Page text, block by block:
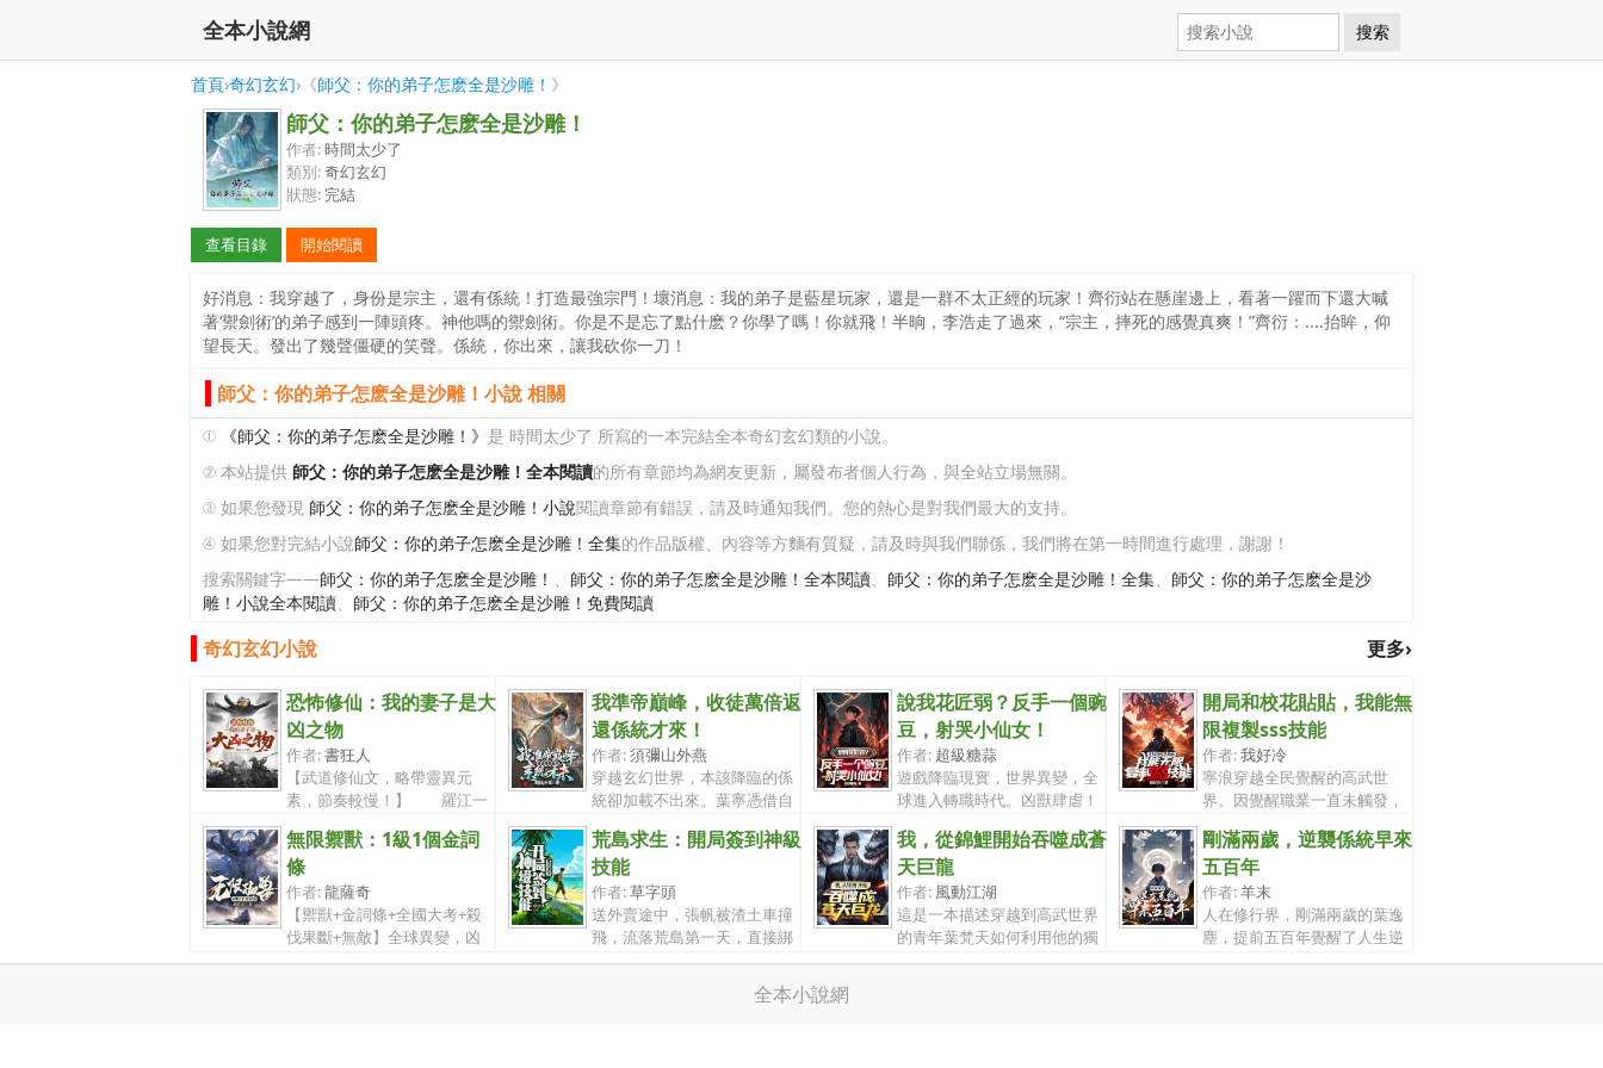
全本小說網 搜索
首頁›奇幻玄幻›《師父：你的弟子怎麽全是沙雕！ 》
師父：你的弟子怎麽全是沙雕！
作者:時間太少了
類別:奇幻玄幻
狀態: 完結
查看目錄 開始閱讀
好消息：我穿越了，身份是宗主，還有係統！打造最強宗門！壞消息：我的弟子是藍星玩家，還是一群不太正經的玩家！齊衍站在懸崖邊上，看著一躍而下還大喊
著‘禦劍術’的弟子感到一陣頭疼。神他嗎的禦劍術。你是不是忘了點什麽？你學了嗎！你就飛！半晌，李浩走了過來，“宗主，摔死的感覺真爽！”齊衍：....抬眸，仰
望長天。發出了幾聲僵硬的笑聲。係統，你出來，讓我砍你一刀！
師父：你的弟子怎麽全是沙雕！小說 相關
① 《師父：你的弟子怎麽全是沙雕！》 是 時間太少了 所寫的一本完結全本奇幻玄幻類的小說。
② 本站提供 師父：你的弟子怎麽全是沙雕！全本閱讀的所有章節均為網友更新，屬發布者個人行為，與全站立場無關。
③ 如果您發現 師父：你的弟子怎麽全是沙雕！小說閱讀章節有錯誤，請及時通知我們。您的熱心是對我們最大的支持。
④ 如果您對完結小說師父：你的弟子怎麽全是沙雕！全集的作品版權、內容等方麵有質疑，請及時與我們聯係，我們將在第一時間進行處理，謝謝！
搜索關鍵字——師父：你的弟子怎麽全是沙雕！ 、 師父：你的弟子怎麽全是沙雕！全本閱讀、 師父：你的弟子怎麽全是沙雕！全集、 師父：你的弟子怎麽全是沙
雕！小說全本閱讀、 師父：你的弟子怎麽全是沙雕！免費閱讀
更多›
奇幻玄幻小說
恐怖修仙：我的妻子是大
凶之物
作者:書狂人
【武道修仙文，略帶靈異元
素，節奏較慢！】 羅江一
我準帝巔峰，收徒萬倍返
還係統才來！
作者:須彌山外燕
穿越玄幻世界，本該降臨的係
統卻加載不出來。葉寧憑借自
說我花匠弱？反手一個豌
豆，射哭小仙女！
作者: 超級糖蒜
遊戲降臨現實，世界異變，全
球進入轉職時代。凶獸肆虐！
開局和校花貼貼，我能無
限複製sss技能
作者:我好冷
寧浪穿越全民覺醒的高武世
界。因覺醒職業一直未觸發，
無限禦獸：1級1個金詞
條
作者:龍薩奇
【禦獸+金詞條+全國大考+殺
伐果斷+無敵】全球異變，凶
獸降臨。許...
荒島求生：開局簽到神級
技能
作者:草字頭
送外賣途中，張帆被渣土車撞
飛，流落荒島第一天，直接綁
定簽到係...
我，從錦鯉開始吞噬成蒼
天巨龍
作者: 風動江湖
這是一本描述穿越到高武世界
的青年葉梵天如何利用他的獨
特分身能...
剛滿兩歲，逆襲係統早來
五百年
作者:羊末
人在修行界，剛滿兩歲的葉逸
塵，提前五百年覺醒了人生逆
襲係統。...
全本小說網